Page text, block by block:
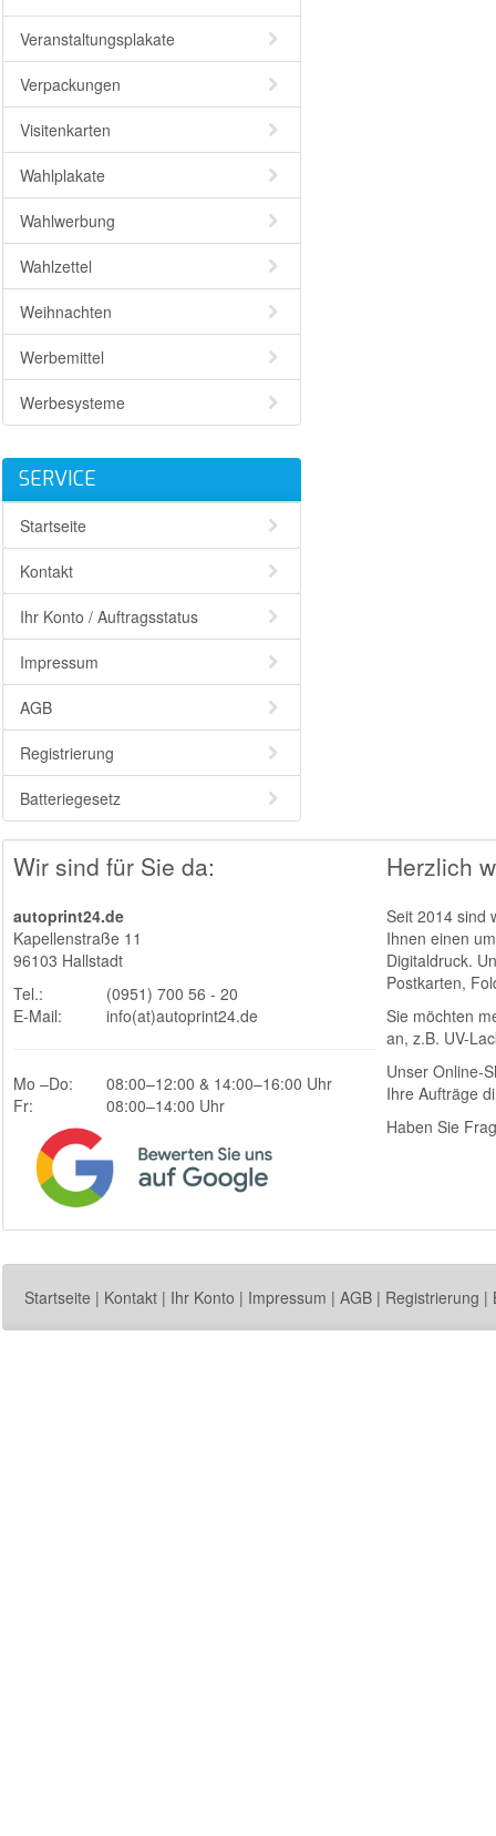
Wir sind für Sie da:
autoprint24.de
Kapellenstraße 11
96103 Hallstadt
Tel.:
(0951) 700 56 - 20
E-Mail:
info(at)autoprint24.de
Mo –Do:
08:00–12:00 & 14:00–16:00 Uhr
Fr:
08:00–14:00 Uhr
Herzlich
Seit 2014 sind
Ihnen einen
Digitaldruck.
Postkarten,
Sie möchten
an, z.B. UV-
Unser Online-
Ihre Aufträge
Haben Sie
Veranstaltungsplakate
Verpackungen
Visitenkarten
Wahlplakate
Wahlwerbung
Wahlzettel
Weihnachten
Werbemittel
Werbesysteme
SERVICE
Startseite
Kontakt
Ihr Konto / Auftragsstatus
Impressum
AGB
Registrierung
Batteriegesetz
Startseite | Kontakt | Ihr Konto | Impressum | AGB | Registrierung |